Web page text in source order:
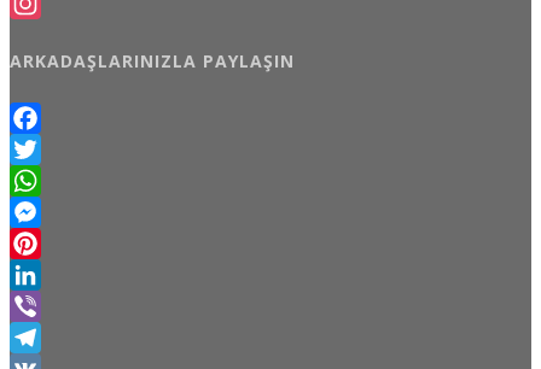
ARKADAŞLARINIZLA PAYLAŞIN
Facebook
Twitter
WhatsApp
Messenger
Pinterest
LinkedIn
Viber